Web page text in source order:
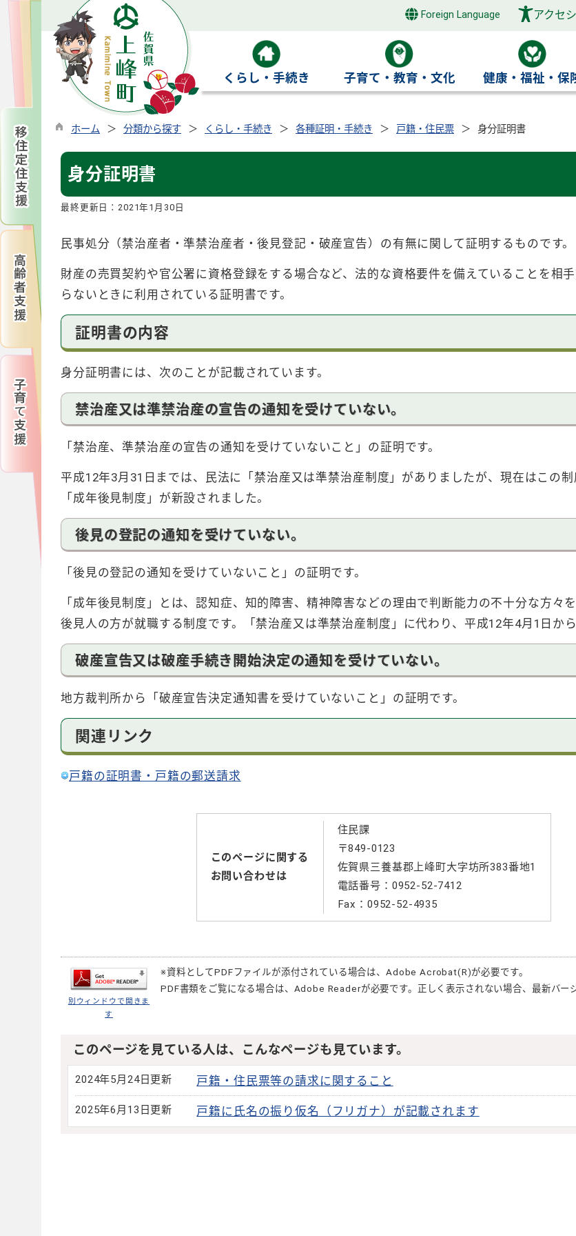
Foreign Language アクセ
くらし・手続き 子育て・教育・文化 健康・福祉・保
ホーム 分類から探す くらし・手続き 各種証明・手続き 戸籍・住民票 身分証明書
身分証明書
最終更新日：2021年1月30日
民事処分（禁治産者・準禁治産者・後見登記・破産宣告）の有無に関して証明するものです。
財産の売買契約や官公署に資格登録をする場合など、法的な資格要件を備えていることを相
らないときに利用されている証明書です。
証明書の内容
身分証明書には、次のことが記載されています。
禁治産又は準禁治産の宣告の通知を受けていない。
「禁治産、準禁治産の宣告の通知を受けていないこと」の証明です。
平成12年3月31日までは、民法に「禁治産又は準禁治産制度」がありましたが、現在はこの
「成年後見制度」が新設されました。
後見の登記の通知を受けていない。
「後見の登記の通知を受けていないこと」の証明です。
「成年後見制度」とは、認知症、知的障害、精神障害などの理由で判断能力の不十分な方々
後見人の方が就職する制度です。「禁治産又は準禁治産制度」に代わり、平成12年4月1日か
破産宣告又は破産手続き開始決定の通知を受けていない。
地方裁判所から「破産宣告決定通知書を受けていないこと」の証明です。
関連リンク
戸籍の証明書・戸籍の郵送請求
このページに関する
お問い合わせは
住民課
〒849-0123
佐賀県三養基郡上峰町大字坊所383番地1
電話番号：0952-52-7412
Fax：0952-52-4935
別ウィンドウで開きま
す
※資料としてPDFファイルが添付されている場合は、 Adobe Acrobat(R)が必要です。
PDF書類をご覧になる場合は、 Adobe Readerが必要です。正しく表示されない場合、最新バー
このページを見ている人は、こんなページも見ています。
2024年5月24日更新 戸籍・住民票等の請求に関すること
2025年6月13日更新 戸籍に氏名の振り仮名（フリガナ）が記載されます